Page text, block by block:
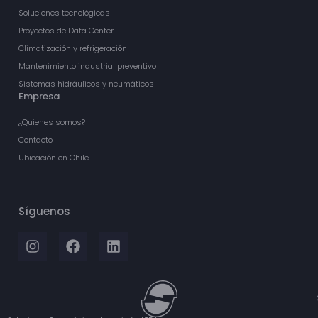
Soluciones tecnológicas
Proyectos de Data Center
Climatización y refrigeración
Mantenimiento industrial preventivo
Sistemas hidráulicos y neumáticos
Empresa
¿Quienes somos?
Contacto
Ubicación en Chile
Síguenos